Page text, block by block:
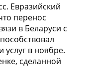
Евразийский
перенос
в Беларуси с
в ноябре.
сделанной